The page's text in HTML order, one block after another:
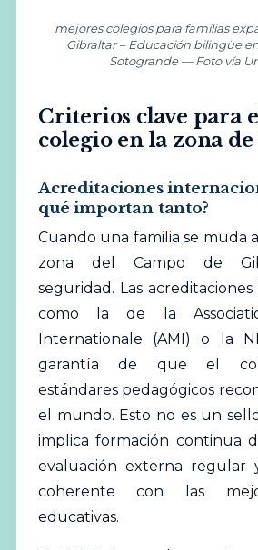
mejores colegios para familias
Gibraltar – Educación bilingüe
Sotogrande — Foto vía
Criterios clave para
colegio en la zona
Acreditaciones
qué importan tanto?
Cuando una familia se muda
zona del Campo de
seguridad. Las
como la de la
Internationale (AMI)
o la
garantía de que el
estándares pedagógicos
el mundo. Esto no es un
implica formación continua
evaluación externa
coherente con las
educativas.